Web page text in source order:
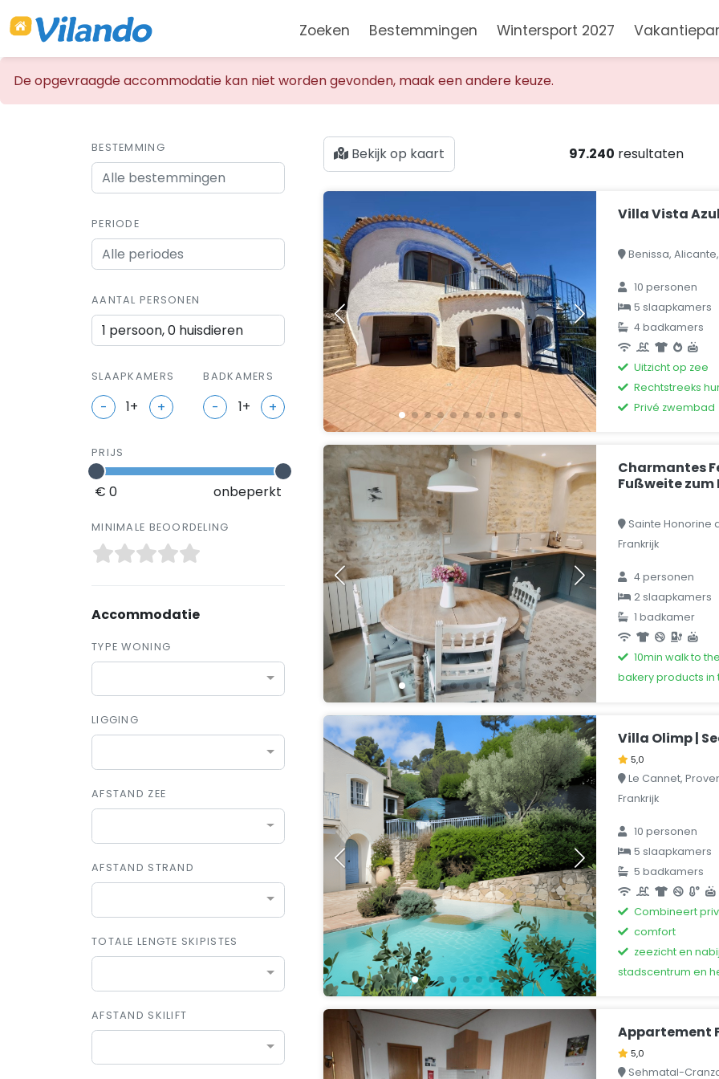
De opgevraagde accommodatie kan niet worden gevonden, maak een andere keuze.
Zoeken Bestemmingen Wintersport 2027
BESTEMMING
PERIODE
AANTAL PERSONEN
1 persoon, 0 huisdieren
SLAAPKAMERS
- +
BADKAMERS
- +
PRIJS
€ 0 onbeperkt
MINIMALE BEOORDELING
Accommodatie
TYPE WONING
LIGGING
AFSTAND ZEE
AFSTAND STRAND
TOTALE LENGTE SKIPISTES
AFSTAND SKILIFT
Bekijk op kaart 97.240 resultaten
Villa Vista
Benissa,
10 personen
5 slaapkamers
4 badkamers
Uitzicht op zee
Rechtstreeks
Privé zwembad
Charmantes
Fußweite zum
Sainte Honorine
Frankrijk
4 personen
2 slaapkamers
1 badkamer
10min walk to
bakery products in
Villa Olimp |
5,0
Le Cannet,
Frankrijk
10 personen
5 slaapkamers
5 badkamers
Combineert
comfort
zeezicht en
stadscentrum en
Appartement
5,0
Sehmatal-